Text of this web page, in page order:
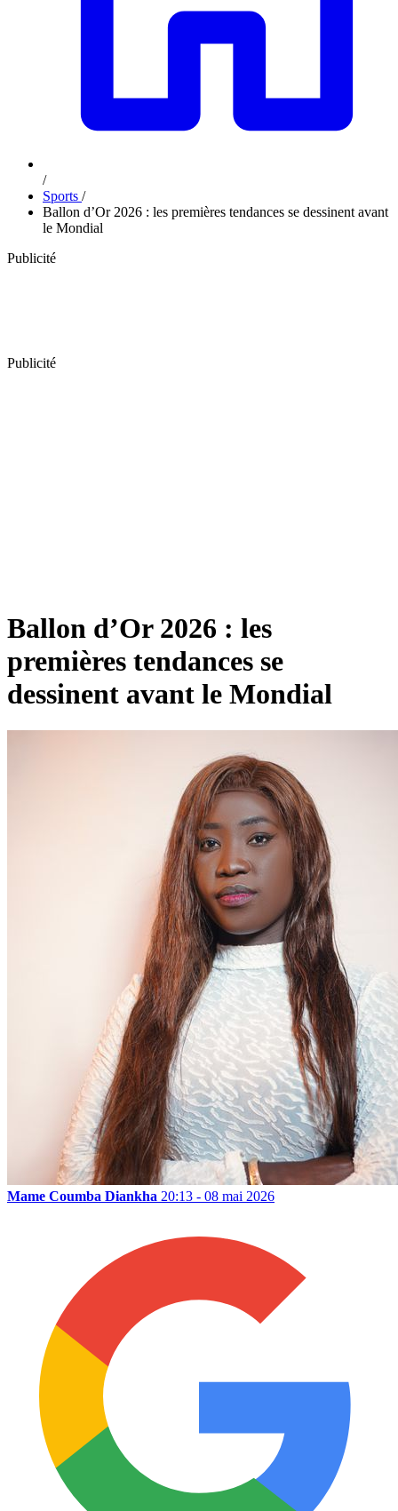
/
Sports /
Ballon d’Or 2026 : les premières tendances se dessinent avant
le Mondial
Publicité
Publicité
Ballon d’Or 2026 : les
premières tendances se
dessinent avant le Mondial
Mame Coumba Diankha 20:13 - 08 mai 2026